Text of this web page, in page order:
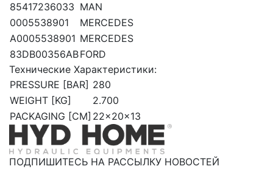
85417236033 MAN
0005538901
MERCEDES
A0005538901 MERCEDES
83DB00356ABFORD
Технические Характеристики:
PRESSURE [BAR] 280
WEIGHT [KG]
2.700
PACKAGING [CM] 22x20x13
ПОДПИШИТЕСЬ НА РАССЫЛКУ НОВОСТЕЙ